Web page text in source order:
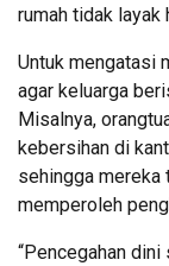
rumah tidak layak
Untuk mengatasi
agar keluarga
Misalnya,
kebersihan di
sehingga mereka
memperoleh
“Pencegahan